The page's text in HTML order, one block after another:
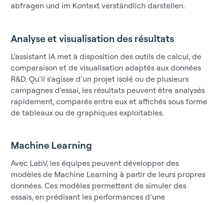
abfragen und im Kontext verständlich darstellen.
Analyse et visualisation des résultats
L’assistant IA met à disposition des outils de calcul, de
comparaison et de visualisation adaptés aux données
R&D. Qu’il s’agisse d’un projet isolé ou de plusieurs
campagnes d’essai, les résultats peuvent être analysés
rapidement, comparés entre eux et affichés sous forme
de tableaux ou de graphiques exploitables.
Machine Learning
Avec LabV, les équipes peuvent développer des
modèles de Machine Learning à partir de leurs propres
données. Ces modèles permettent de simuler des
essais, en prédisant les performances d’une